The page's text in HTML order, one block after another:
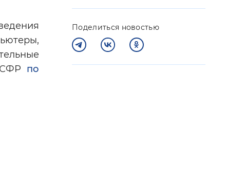
СФР по
Поделиться новостью